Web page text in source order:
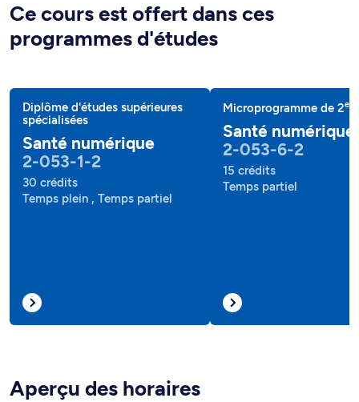
Ce cours est offert dans ces
programmes d'études
Diplôme d'études supérieures
spécialisées
Santé numérique
2-053-1-2
30 crédits
Temps plein , Temps partiel
Microprogramme de 2e
Santé numérique
2-053-6-2
15 crédits
Temps partiel
Aperçu des horaires